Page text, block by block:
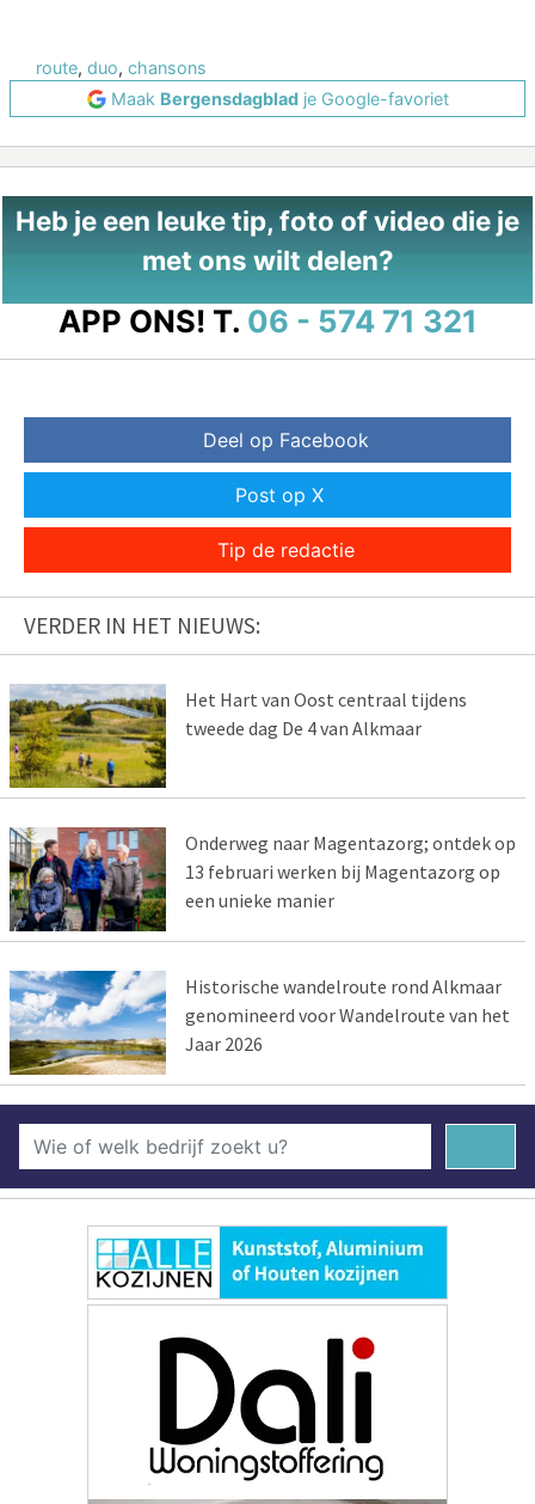
route, duo, chansons
Maak Bergensdagbladje Google-favoriet
Heb je een leuke tip, foto of video die je
met ons wilt delen?
APP ONS! T. 06 - 574 71 321
Deel op Facebook
Post op X
Tip de redactie
VERDER IN HET NIEUWS:
Het Hart van Oost centraal tijdens
tweede dag De 4 van Alkmaar
Onderweg naar Magentazorg; ontdek op
13 februari werken bij Magentazorg op
een unieke manier
Historische wandelroute rond Alkmaar
genomineerd voor Wandelroute van het
Jaar 2026